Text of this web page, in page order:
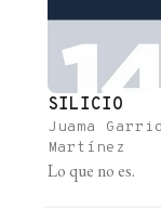
SILICIO
Juama
Martínez
Lo que no es.